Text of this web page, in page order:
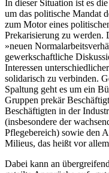
In dieser Situation ist es
um das politische Mandat
zum Motor eines
Prekarisierung zu werden.
»neuen
gewerkschaftliche
Interessen
solidarisch zu verbinden.
Spaltung geht es um ein
Gruppen prekär
Beschäftigten in der
(insbesondere der
Pflegebereich) sowie den
Milieus, das heißt vor
Dabei kann an